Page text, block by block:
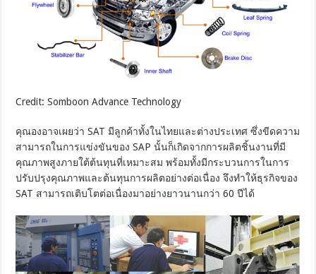
Credit: Somboon Advance Technology
คุณองอาจเผยว่า SAT มีลูกค้าทั้งในไทยและต่างประเทศ ซึ่งขีดความ
สามารถในการแข่งขันของ SAP นั้นก็เกิดจากการผลิตชิ้นงานที่มี
คุณภาพสูงภายใต้ต้นทุนที่เหมาะสม พร้อมทั้งมีกระบวนการในการ
ปรับปรุงคุณภาพและต้นทุนการผลิตอย่างต่อเนื่อง จึงทำให้ธุรกิจของ
SAT สามารถเติบโตต่อเนื่องมาอย่างยาวนานกว่า 60 ปีได้